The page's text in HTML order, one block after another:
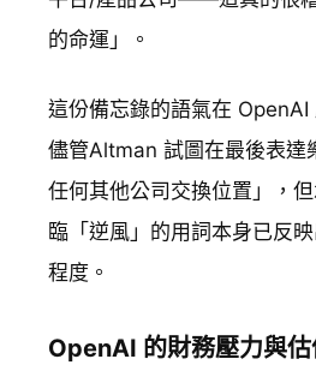
的命運」。
這份備忘錄的語氣在 OpenAI
儘管Altman 試圖在最後表達
任何其他公司交換位置」，
臨「逆風」的用詞本身已反
程度。
OpenAI 的財務壓力與